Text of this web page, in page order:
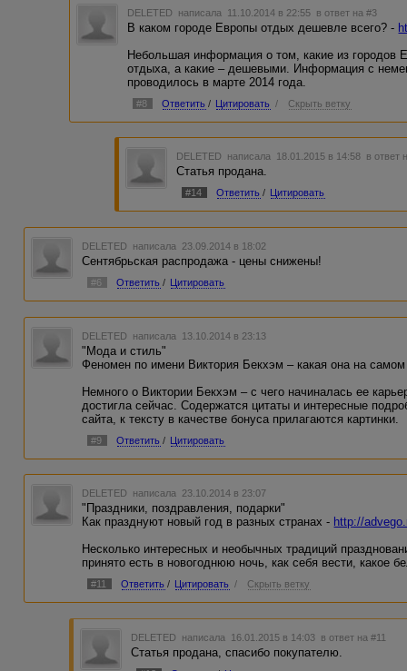
DELETED написала 11.10.2014 в 22:55 в ответ на #3
В каком городе Европы отдых дешевле всего? -
Небольшая информация о том, какие из городов
отдыха, а какие – дешевыми. Информация с
проводилось в марте 2014 года.
#8 Ответить / Цитировать / Скрыть ветку
DELETED написала 18.01.2015 в 14:58 в ответ
Статья продана.
#14 Ответить / Цитировать
DELETED написала 23.09.2014 в 18:02
Сентябрьская распродажа - цены снижены!
#6 Ответить / Цитировать
DELETED написала 13.10.2014 в 23:13
"Мода и стиль"
Феномен по имени Виктория Бекхэм – какая она на
Немного о Виктории Бекхэм – с чего начиналась ее
достигла сейчас. Содержатся цитаты и интересные
сайта, к тексту в качестве бонуса прилагаются картинки.
#9 Ответить / Цитировать
DELETED написала 23.10.2014 в 23:07
"Праздники, поздравления, подарки"
Как празднуют новый год в разных странах - http://
Несколько интересных и необычных традиций
принято есть в новогоднюю ночь, как себя вести, какое
#11 Ответить / Цитировать / Скрыть ветку
DELETED написала 16.01.2015 в 14:03 в ответ на #11
Статья продана, спасибо покупателю.